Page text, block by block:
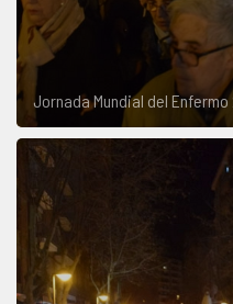
Jornada Mundial del Enfermo